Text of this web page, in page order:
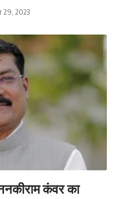
29, 2023
ननकीराम कंवर का